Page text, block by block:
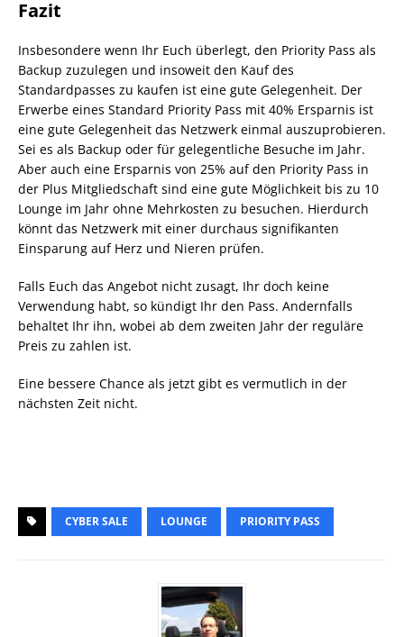
Fazit
Insbesondere wenn Ihr Euch überlegt, den Priority Pass als
Backup zuzulegen und insoweit den Kauf des
Standardpasses zu kaufen ist eine gute Gelegenheit. Der
Erwerbe eines Standard Priority Pass mit 40% Ersparnis ist
eine gute Gelegenheit das Netzwerk einmal auszuprobieren.
Sei es als Backup oder für gelegentliche Besuche im Jahr.
Aber auch eine Ersparnis von 25% auf den Priority Pass in
der Plus Mitgliedschaft sind eine gute Möglichkeit bis zu 10
Lounge im Jahr ohne Mehrkosten zu besuchen. Hierdurch
könnt das Netzwerk mit einer durchaus signifikanten
Einsparung auf Herz und Nieren prüfen.
Falls Euch das Angebot nicht zusagt, Ihr doch keine
Verwendung habt, so kündigt Ihr den Pass. Andernfalls
behaltet Ihr ihn, wobei ab dem zweiten Jahr der reguläre
Preis zu zahlen ist.
Eine bessere Chance als jetzt gibt es vermutlich in der
nächsten Zeit nicht.
CYBER SALE LOUNGE PRIORITY PASS